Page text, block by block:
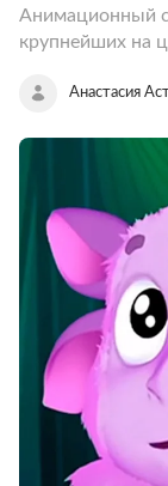
Анимационный
крупнейших на
Анастасия